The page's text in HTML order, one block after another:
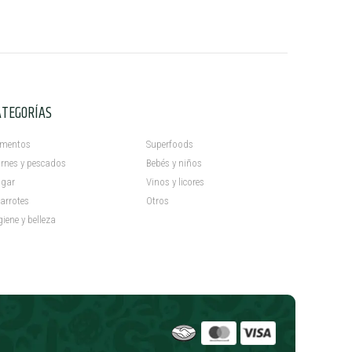
y pescados
y belleza
Superfoods
Bebés y niños
Vinos y licores
Otros